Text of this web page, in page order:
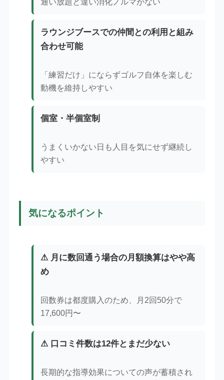
通い放題と違い消化ノルマがない
ラウンジブースでの仲間との利用と組み
合わせ可能
「練習だけ」にならずゴルフ自体を楽しむ
動機を維持しやすい
個室・半個室制
うまくいかない日も人目を気にせず継続し
やすい
気になるポイント
⚠ 月に数回通う場合の月額換算はやや高
め
回数券は都度購入のため、月2回50分で
17,600円〜
⚠ 口コミ件数は12件とまだ少ない
長期的な指導効果についての声が蓄積され